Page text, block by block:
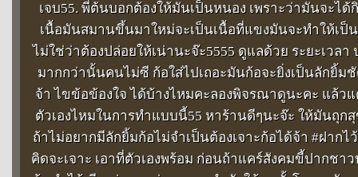
เจบ55. พี่ต้นบอกต้องให้มันเป็นหนอง เพราะว่ามันจะได้
เนื้อมันสมานขึ้นมาใหม่จะเป็นเนื้อที่แขงมันจะทำให้เป็
ไม่ใช่ว่าต้องปล่อยให้เน่านะจ๊ะ5555 ดูแลด้วย ระยะเวลา
มากกว่านั้นคนไม่ซี ก้อใส่ไปเถอะมันก้อจะยิ่งเป็นลักยิ้ม
จ้า ไขข้อข้องใจ ได้บ้างไหมคะลองพิจรณาดูนะคะ แล้ว
ตัวเองไหมในการทำแบบนี้55 หาร้านดีๆนะจ๊ะ ให้มันถุก
ถ้าไม่อยากมีลักยิ้มก้อไม่จำเป็นต้องเจาะก้อได้จ้า #ฝากไ
คิดจะเจาะ เอาที่ตัวเองพร้อม ก่อนถ้าแคร์สังคมขี้ปากชา